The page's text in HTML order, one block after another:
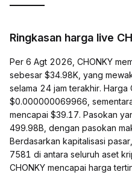
Ringkasan harga live
Per 6 Agt 2026, CHONKY
sebesar $34.98K, yang
selama 24 jam terakhir. Harga
$0.000000069966,
mencapai $39.17. Pasokan
499.98B, dengan pasokan
Berdasarkan kapitalisasi
7581 di antara seluruh aset
CHONKY mencapai harga